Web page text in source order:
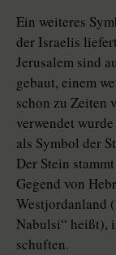
Ein weiteres
der Israelis
Jerusalem sind
gebaut, einem
schon zu Zeiten
verwendet
als Symbol der
Der Stein
Gegend von
Westjordanland
Nabulsi“ heißt),
schuften.